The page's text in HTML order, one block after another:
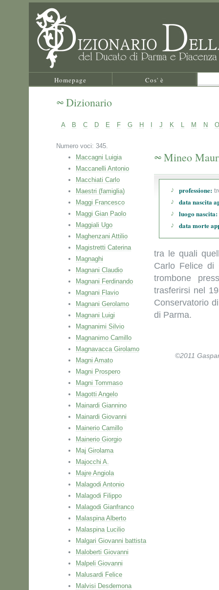
Homepage Cos' è
Dizionario
A B C D E F G H J K L M N O
Numero voci: 345.
Maccagni Luigia
Maccanelli Antonio
Macchiati Carlo
Maestri (famiglia)
Maggi Francesco
Maggi Gian Paolo
Maggiali Ugo
Maghenzani Attilio
Magistretti Caterina
Magnaghi
Magnani Claudio
Magnani Ferdinando
Magnani Flavio
Magnani Gerolamo
Magnani Luigi
Magnanimi Silvio
Magnanimo Camillo
Magnavacca Girolamo
Magni Amato
Magni Prospero
Magni Tommaso
Magotti Angelo
Mainardi Giannino
Mainardi Giovanni
Mainerio Camillo
Mainerio Giorgio
Maj Girolama
Majocchi A.
Majre Angiola
Malagodi Antonio
Malagodi Filippo
Malagodi Gianfranco
Malaspina Alberto
Malaspina Lucilio
Malgari Giovanni battista
Maloberti Giovanni
Malpeli Giovanni
Malusardi Felice
Malvisi Desdemona
Mineo
professione:
data nascita
luogo nascita:
data morte
tra le quali
Carlo Felice di
trombone
trasferirsi nel
Conservatorio
di Parma.
©2011